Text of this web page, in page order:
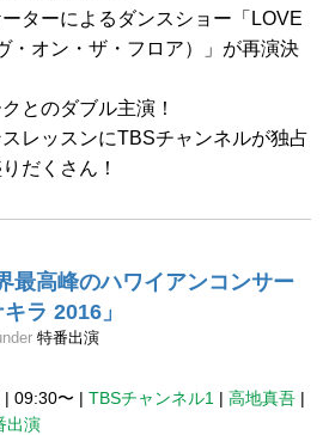
ターによるダンスショー「LOVE
・オン・ザ・フロア）」が再演決
とのダブル主演！
レッスンにTBSチャンネルが独占
だくさん！
最高峰のハワイアンコンサー
ラ 2016」
特番出演
| 09:30〜 | TBSチャンネル1 | 高地真吾 |
出演